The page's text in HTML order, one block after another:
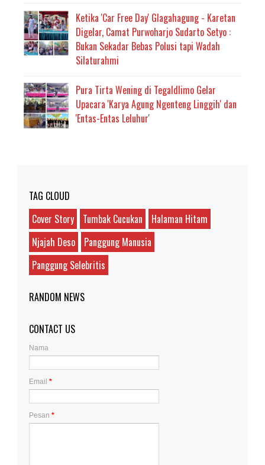
Ketika 'Car Free Day' Glagahagung - Karetan
Digelar, Camat Purwoharjo Sudarto Setyo :
Bukan Sekadar Bebas Polusi tapi Wadah
Silaturahmi
Pura Tirta Wening di Tegaldlimo Gelar
Upacara 'Karya Agung Ngenteng Linggih' dan
'Entas-Entas Leluhur'
TAG CLOUD
Cover Story
Tumbak Cucukan
Halaman Hitam
Njajah Deso
Panggung Manusia
Panggung Selebritis
RANDOM NEWS
CONTACT US
Nama
Email *
Pesan *